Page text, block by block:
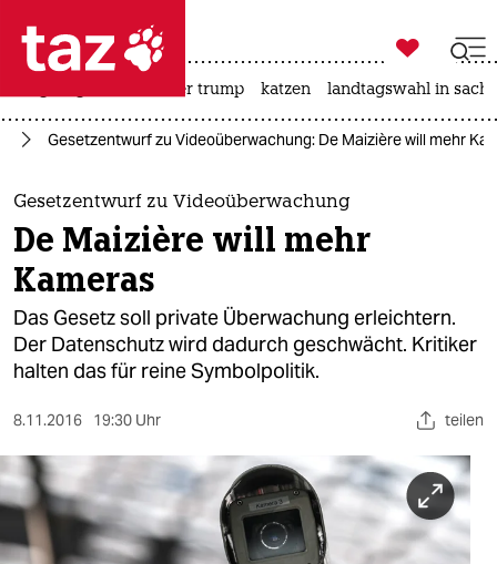
 taz zahl ich
taz zahl ich
themen
politik
öko
gesellschaft
sport
berlin
nord

taz zahl ich
usa unter trump katzen landtagswahl in
Gesetzentwurf zu Videoüberwachung: De Maizière will mehr
Gesetzentwurf zu Videoüberwachung
De Maizière will mehr
Kameras
Das Gesetz soll private Überwachung erleichtern.
Der Datenschutz wird dadurch geschwächt. Kritiker
halten das für reine Symbolpolitik.
8.11.2016 19:30 Uhr teilen